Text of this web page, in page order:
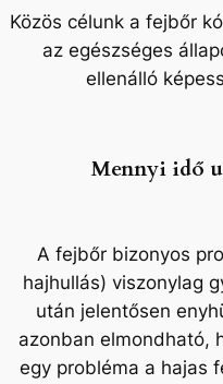
Közös célunk a fejbőr
az egészséges
ellenálló
Mennyi idő
A fejbőr bizonyos
hajhullás) viszonylag
után jelentősen
azonban elmondható,
egy probléma a hajas